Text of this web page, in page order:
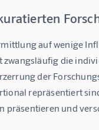
auf wenige
die
der
repräsentiert
präsentieren und